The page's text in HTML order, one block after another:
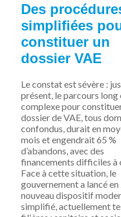
Des
simplifiées
constituer un
dossier VAE
Le constat est sévère :
présent, le parcours long
complexe pour
dossier de VAE, tous
confondus, durait en
mois et engendrait 65 %
d’abandons, avec des
financements difficiles à
Face à cette situation, le
gouvernement a lancé en
nouveau dispositif
simplifié, actuellement